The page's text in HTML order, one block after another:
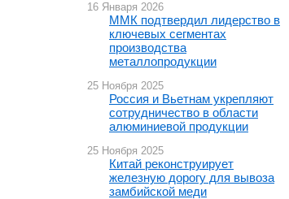
16 Января 2026
ММК подтвердил лидерство в
ключевых сегментах
производства
металлопродукции
25 Ноября 2025
Россия и Вьетнам укрепляют
сотрудничество в области
алюминиевой продукции
25 Ноября 2025
Китай реконструирует
железную дорогу для вывоза
замбийской меди